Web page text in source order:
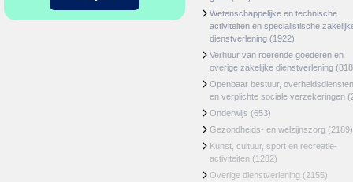
Wetenschappelijke en technische
activiteiten en specialistische
dienstverlening (1922)
Verhuur van roerende goederen en
overige zakelijke dienstverlening
Openbaar bestuur, overheidsdiensten
en verplichte sociale verzekeringen
Onderwijs (653)
Gezondheids- en welzijnszorg (2189)
Kunst, cultuur, sport en recreatie-
activiteiten (1282)
Overige dienstverlening (2155)